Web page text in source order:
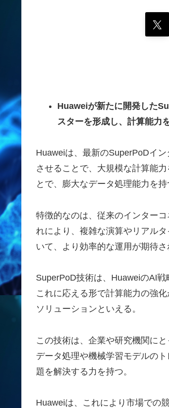
Huaweiが新たに開発した
スターを形成し、計算能力
Huaweiは、最新のSuperPoDイ
させることで、大規模な計算能
とで、膨大なデータ処理能力を
特徴的なのは、従来のインター
れにより、複雑な演算やリアル
いて、より効率的な運用が期待さ
SuperPoD技術は、HuaweiのAI
これに応える形で計算能力の強
ソリューションといえる。
この技術は、企業や研究機関に
データ処理や機械学習モデルの
題を解決する力を持つ。
Huaweiは、これにより市場での